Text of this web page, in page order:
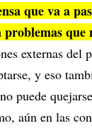
que va a
que
externas del
y eso
puede
aún en las